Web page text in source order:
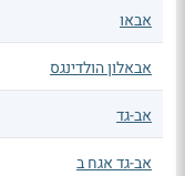
אבאו
אבאלון הולדינגס
אב-גד
אב-גד אגח ב